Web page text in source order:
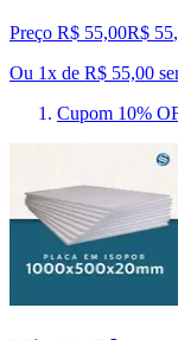
Preço R$ 55,00R$ 55,
Ou 1x de R$ 55,00
Cupom 10%